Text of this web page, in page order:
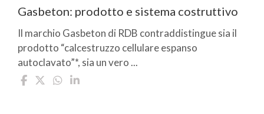
Gasbeton: prodotto e sistema costruttivo
Il marchio Gasbeton di RDB contraddistingue sia il
prodotto “calcestruzzo cellulare espanso
autoclavato”*, sia un vero ...